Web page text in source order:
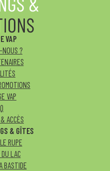
VAP
NOUS ?
VAP
ACCÈS
& GÎTES
RUPE
LAC
BASTIDE